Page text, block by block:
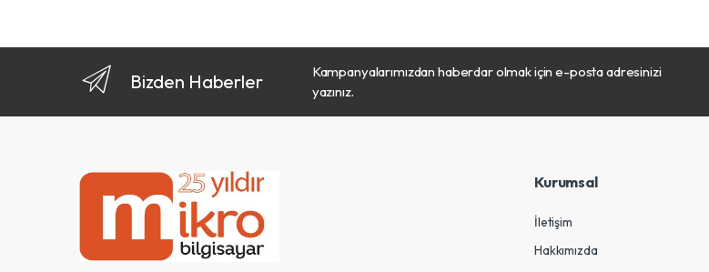
Bizden Haberler
Kampanyalarımızdan haberdar olmak için e-posta adresinizi
yazınız.
Kurumsal
İletişim
Hakkımızda